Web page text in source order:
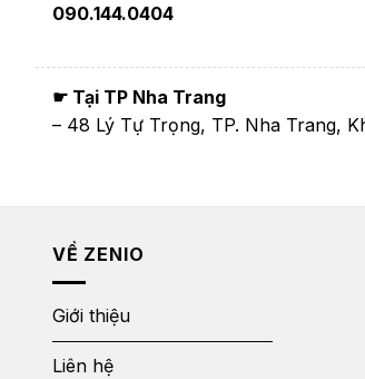
090.144.0404
☛ Tại TP Nha Trang
– 48 Lý Tự Trọng, TP. Nha Trang,
VỀ ZENIO
Giới thiệu
Liên hệ